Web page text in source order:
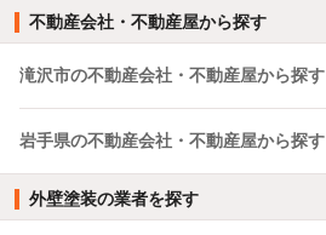
不動産会社・不動産屋から探す
滝沢市の不動産会社・不動産屋から探す
岩手県の不動産会社・不動産屋から探す
外壁塗装の業者を探す